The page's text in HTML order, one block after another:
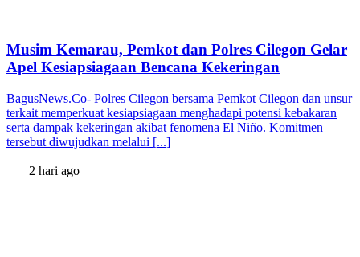
Musim Kemarau, Pemkot dan Polres Cilegon Gelar
Apel Kesiapsiagaan Bencana Kekeringan
BagusNews.Co- Polres Cilegon bersama Pemkot Cilegon dan unsur
terkait memperkuat kesiapsiagaan menghadapi potensi kebakaran
serta dampak kekeringan akibat fenomena El Niño. Komitmen
tersebut diwujudkan melalui [...]
2 hari ago